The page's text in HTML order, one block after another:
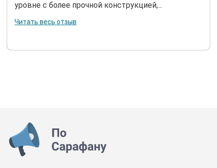
уровне с более прочной конструкцией,...
Читать весь отзыв